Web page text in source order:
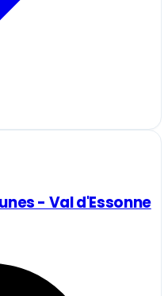
- Val d'Essonne